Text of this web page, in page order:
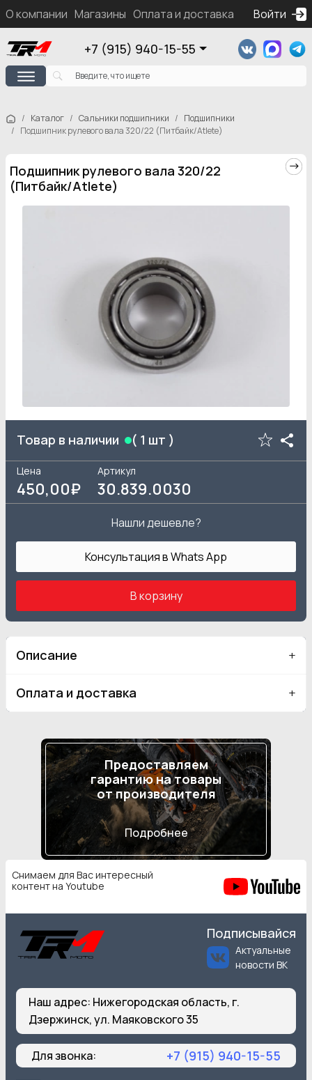
О компании Магазины Оплата и доставка Контакты
Войти
+7 (915) 940-15-55
Каталог Сальники подшипники
Подшипники
Подшипник рулевого вала 320/22 (Питбайк/Atlete)
Подшипник рулевого вала 320/22
(Питбайк/Atlete)
Товар в наличии ( 1 шт )
Цена
450,00₽
Артикул
30.839.0030
Нашли дешевле?
Консультация в Whats App
В корзину
Описание
Оплата и доставка
Предоставляем
гарантию на товары
от производителя
Подробнее
Снимаем для Вас интересный
контент на Youtube
Подписывайся
Актуальные
новости ВК
Наш адрес: Нижегородская область, г.
Дзержинск, ул. Маяковского 35
Для звонка: +7 (915) 940-15-55